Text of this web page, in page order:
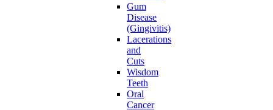
Gum
Disease
(Gingivitis)
Lacerations
and
Cuts
Wisdom
Teeth
Oral
Cancer